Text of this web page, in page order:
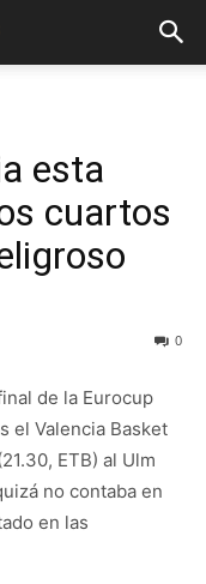
esta
cuartos
0
de la Eurocup
el Valencia Basket
ETB) al Ulm
no contaba en
en las